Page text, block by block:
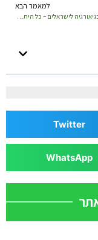
למאמר הבא
טיפולי שיניים בגיאורגיה לישראלים – כל היתרונות במקום אחד
Twitter
WhatsApp